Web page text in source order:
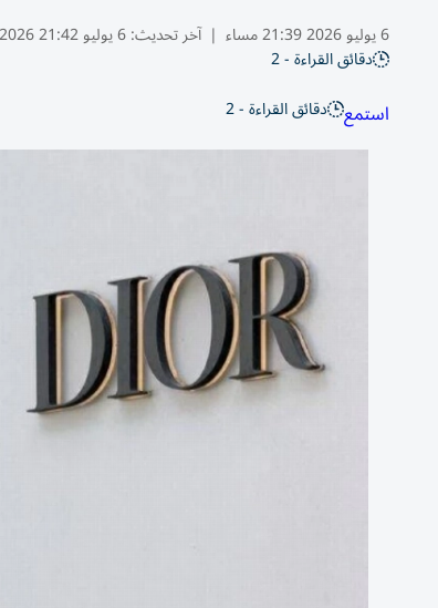
6 يوليو 2026 21:39 مساء | آخر تحديث:6 يوليو 21:42 2026
دقائق القراءة - 2
استمع دقائق القراءة - 2